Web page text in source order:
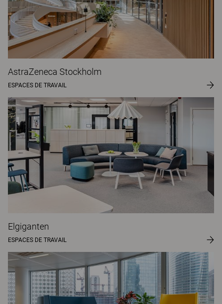
AstraZeneca Stockholm
ESPACES DE TRAVAIL
Elgiganten
ESPACES DE TRAVAIL